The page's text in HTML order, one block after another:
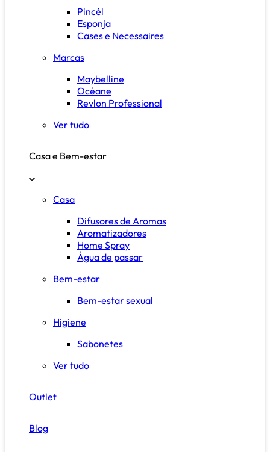
Pincél
Esponja
Cases e Necessaires
Marcas
Maybelline
Océane
Revlon Professional
Ver tudo
Casa e Bem-estar
Casa
Difusores de Aromas
Aromatizadores
Home Spray
Água de passar
Bem-estar
Bem-estar sexual
Higiene
Sabonetes
Ver tudo
Outlet
Blog